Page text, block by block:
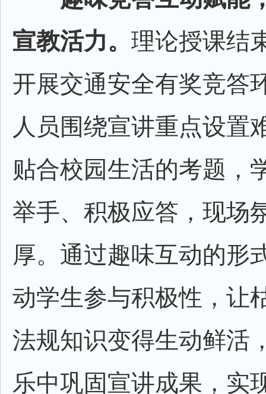
宣教活力。 理论授课结
开展交通安全有奖竞答
人员围绕宣讲重点设置
贴合校园生活的考题，
举手、积极应答，现场
厚。通过趣味互动的形
动学生参与积极性，让
法规知识变得生动鲜活
乐中巩固宣讲成果，实